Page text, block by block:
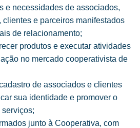
e necessidades de associados,
e parceiros manifestados
de relacionamento;
produtos e executar atividades
no mercado cooperativista de
de associados e clientes
sua identidade e promover o
junto à Cooperativa, com